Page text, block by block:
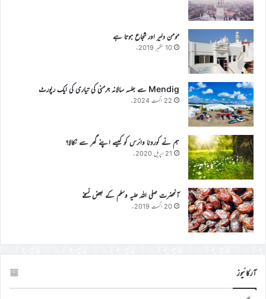
مومن دلیر اور شجاع ہوتا ہے
10 ستمبر 2019ء
Mendig سے جلسہ سالانہ جرمنی کی تیاری کی ایک رپورٹ
22 اگست 2024ء
ہم نے کورونا وائرس کو کیسے اپنے گھر سے نکالا؟
21 اپریل 2020ء
آنحضرت صلی اللہ علیہ وسلم کے بعض نسخے
20 اگست 2019ء
آرکائیوز